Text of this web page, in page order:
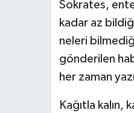
Sokrates,
kadar az
neleri
gönderilen
her zaman
Kağıtla kalın,